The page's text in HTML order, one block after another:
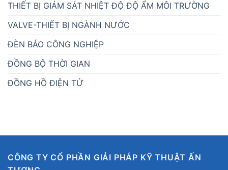
THIẾT BỊ GIÁM SÁT NHIỆT ĐỘ ĐỘ ẨM MÔI TRƯỜNG
VALVE-THIẾT BỊ NGÀNH NƯỚC
ĐÈN BÁO CÔNG NGHIỆP
ĐỒNG BỘ THỜI GIAN
ĐỒNG HỒ ĐIỆN TỬ
CÔNG TY CỔ PHẦN GIẢI PHÁP KỸ THUẬT ẤN